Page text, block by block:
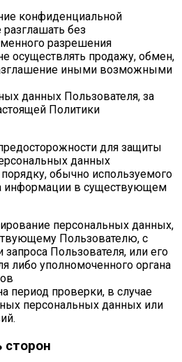
конфиденциальной
без
разрешения
осуществлять продажу, обмен,
иными возможными
данных Пользователя, за
Политики
для защиты
данных
обычно используемого
информации в существующем
персональных данных,
Пользователю, с
Пользователя, или его
либо уполномоченного органа
период проверки, в случае
персональных данных или
сторон